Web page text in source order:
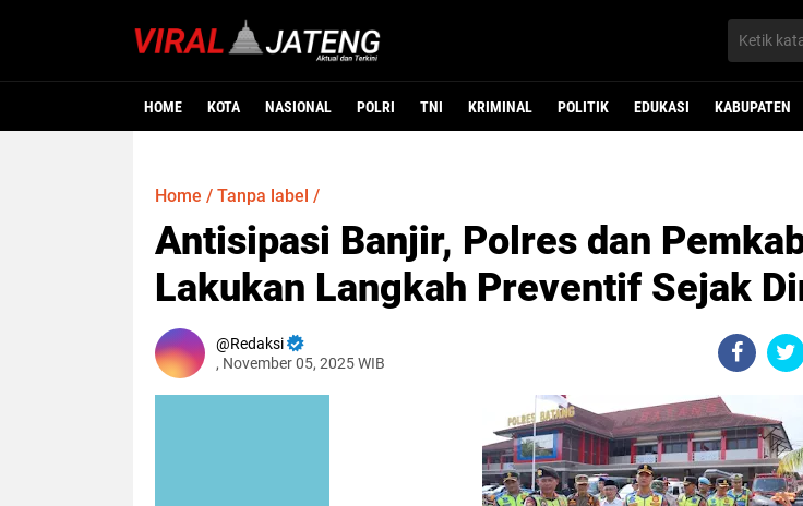
HOME KOTA NASIONAL POLRI TNI KRIMINAL POLITIK EDUKASI KABUPATEN
Home / Tanpa label /
Antisipasi Banjir, Polres dan
Lakukan Langkah Preventif Sejak
Redaksi
, November 05, 2025 WIB